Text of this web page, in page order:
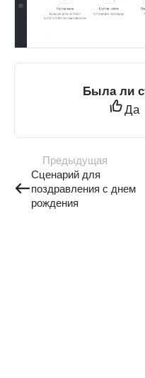
Была ли
Да
Предыдущая
Сценарий для
поздравления с днем
рождения